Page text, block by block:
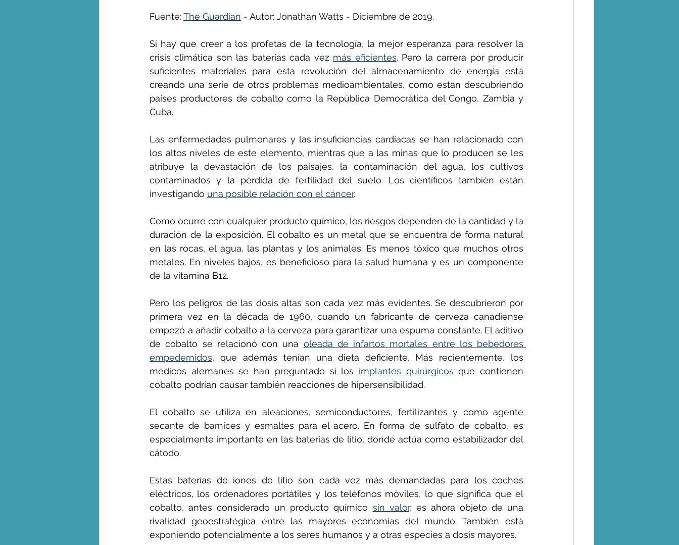
Fuente: The Guardian - Autor: Jonathan Watts - Diciembre de 2019.
Si hay que creer a los profetas de la tecnología, la mejor esperanza para resolver la
crisis climática son las baterías cada vez más eficientes. Pero la carrera por producir
suficientes materiales para esta revolución del almacenamiento de energía está
creando una serie de otros problemas medioambientales, como están descubriendo
países productores de cobalto como la República Democrática del Congo, Zambia y
Cuba.
Las enfermedades pulmonares y las insuficiencias cardíacas se han relacionado con
los altos niveles de este elemento, mientras que a las minas que lo producen se les
atribuye la devastación de los paisajes, la contaminación del agua, los cultivos
contaminados y la pérdida de fertilidad del suelo. Los científicos también están
investigando una posible relación con el cáncer.
Como ocurre con cualquier producto químico, los riesgos dependen de la cantidad y la
duración de la exposición. El cobalto es un metal que se encuentra de forma natural
en las rocas, el agua, las plantas y los animales. Es menos tóxico que muchos otros
metales. En niveles bajos, es beneficioso para la salud humana y es un componente
de la vitamina B12.
Pero los peligros de las dosis altas son cada vez más evidentes. Se descubrieron por
primera vez en la década de 1960, cuando un fabricante de cerveza canadiense
empezó a añadir cobalto a la cerveza para garantizar una espuma constante. El aditivo
de cobalto se relacionó con una oleada de infartos mortales entre los bebedores
empedernidos, que además tenían una dieta deficiente. Más recientemente, los
médicos alemanes se han preguntado si los implantes quirúrgicos que contienen
cobalto podrían causar también reacciones de hipersensibilidad.
El cobalto se utiliza en aleaciones, semiconductores, fertilizantes y como agente
secante de barnices y esmaltes para el acero. En forma de sulfato de cobalto, es
especialmente importante en las baterías de litio, donde actúa como estabilizador del
cátodo.
Estas baterías de iones de litio son cada vez más demandadas para los coches
eléctricos, los ordenadores portátiles y los teléfonos móviles, lo que significa que el
cobalto, antes considerado un producto químico sin valor, es ahora objeto de una
rivalidad geoestratégica entre las mayores economías del mundo. También está
exponiendo potencialmente a los seres humanos y a otras especies a dosis mayores.